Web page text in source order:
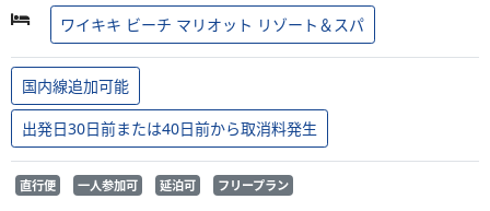
ワイキキ ビーチ マリオット リゾート＆スパ
国内線追加可能
出発日30日前または40日前から取消料発生
直行便 一人参加可 延泊可 フリープラン